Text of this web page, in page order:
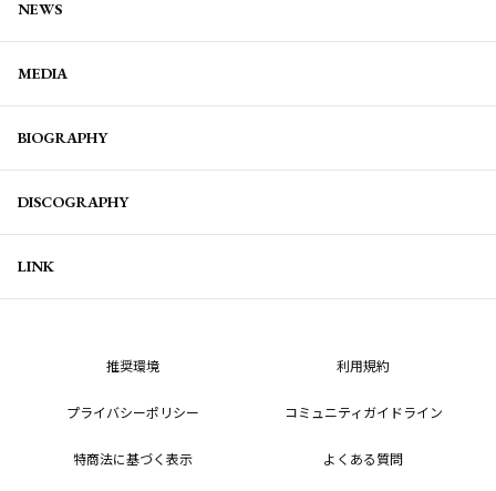
NEWS
MEDIA
BIOGRAPHY
DISCOGRAPHY
LINK
推奨環境 利用規約
プライバシーポリシー コミュニティガイドライン
特商法に基づく表示 よくある質問